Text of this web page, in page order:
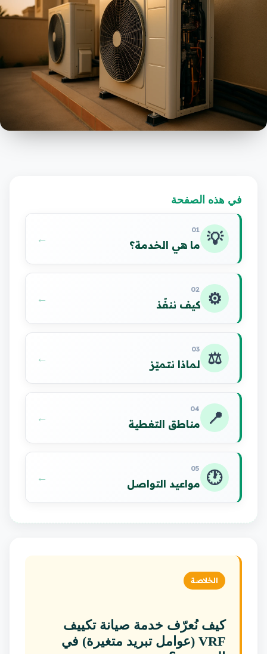
في هذه الصفحة
💡
01
ما هي الخدمة؟ ←
⚙️
02
كيف ننفّذ ←
⚖️
03
لماذا نتميّز ←
📍
04
مناطق التغطية ←
🕐
05
مواعيد التواصل ←
الخلاصة
كيف نُعرّف خدمة صيانة تكييف
VRF (عوامل تبريد متغيرة) في